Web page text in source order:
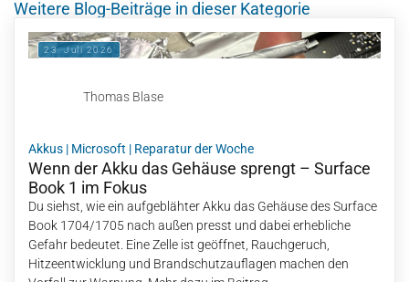
Wenn der Akku das Gehäuse sprengt – Surface
Book 1 im Fokus
Du siehst, wie ein aufgeblähter Akku das Gehäuse des Surface
Book 1704/1705 nach außen presst und dabei erhebliche
Gefahr bedeutet. Eine Zelle ist geöffnet, Rauchgeruch,
Hitzeentwicklung und Brandschutzauflagen machen den
Vorfall zur Warnung. Mehr dazu im Beitrag.